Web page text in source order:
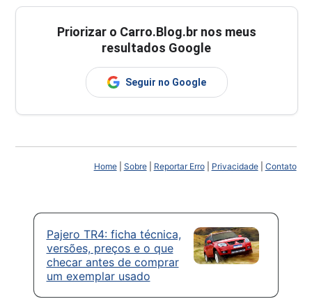
Priorizar o Carro.Blog.br nos meus
resultados Google
Seguir no Google
Home| Sobre| Reportar Erro| Privacidade| Contato
Pajero TR4: ficha técnica,
versões, preços e o que
checar antes de comprar
um exemplar usado